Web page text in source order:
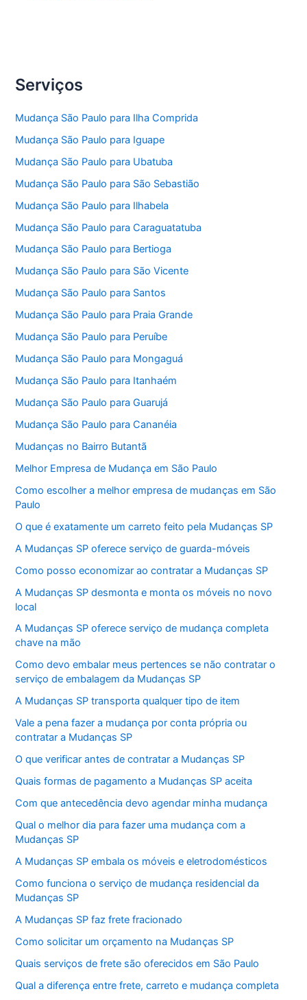
Serviços
Mudança São Paulo para Ilha Comprida
Mudança São Paulo para Iguape
Mudança São Paulo para Ubatuba
Mudança São Paulo para São Sebastião
Mudança São Paulo para Ilhabela
Mudança São Paulo para Caraguatatuba
Mudança São Paulo para Bertioga
Mudança São Paulo para São Vicente
Mudança São Paulo para Santos
Mudança São Paulo para Praia Grande
Mudança São Paulo para Peruíbe
Mudança São Paulo para Mongaguá
Mudança São Paulo para Itanhaém
Mudança São Paulo para Guarujá
Mudança São Paulo para Cananéia
Mudanças no Bairro Butantã
Melhor Empresa de Mudança em São Paulo
Como escolher a melhor empresa de mudanças em São
Paulo
O que é exatamente um carreto feito pela Mudanças SP
A Mudanças SP oferece serviço de guarda-móveis
Como posso economizar ao contratar a Mudanças SP
A Mudanças SP desmonta e monta os móveis no novo
local
A Mudanças SP oferece serviço de mudança completa
chave na mão
Como devo embalar meus pertences se não contratar o
serviço de embalagem da Mudanças SP
A Mudanças SP transporta qualquer tipo de item
Vale a pena fazer a mudança por conta própria ou
contratar a Mudanças SP
O que verificar antes de contratar a Mudanças SP
Quais formas de pagamento a Mudanças SP aceita
Com que antecedência devo agendar minha mudança
Qual o melhor dia para fazer uma mudança com a
Mudanças SP
A Mudanças SP embala os móveis e eletrodomésticos
Como funciona o serviço de mudança residencial da
Mudanças SP
A Mudanças SP faz frete fracionado
Como solicitar um orçamento na Mudanças SP
Quais serviços de frete são oferecidos em São Paulo
Qual a diferença entre frete, carreto e mudança completa